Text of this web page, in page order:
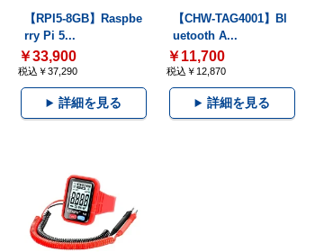
【RPI5-8GB】Raspbe
rry Pi 5...
￥33,900
税込￥37,290
詳細を見る
【CHW-TAG4001】Bl
uetooth A...
￥11,700
税込￥12,870
詳細を見る